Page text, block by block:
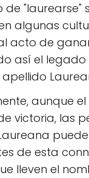
"laurearse"
algunas
acto de
así el legado
aunque el
victoria, las
de esta
lleven el